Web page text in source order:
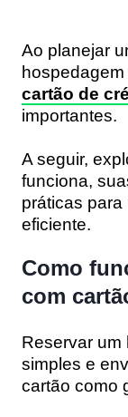
Ao planejar
cartão de
importantes.
A seguir,
funciona,
práticas
eficiente.
Como
com
Reservar um
simples e
cartão como